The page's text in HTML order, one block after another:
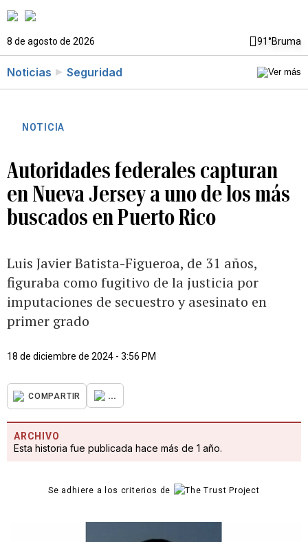
8 de agosto de 2026 91°Bruma
Noticias Seguridad
NOTICIA
Autoridades federales capturan
en Nueva Jersey a uno de los más
buscados en Puerto Rico
Luis Javier Batista-Figueroa, de 31 años,
figuraba como fugitivo de la justicia por
imputaciones de secuestro y asesinato en
primer grado
18 de diciembre de 2024 - 3:56 PM
COMPARTIR ...
ARCHIVO
Esta historia fue publicada hace más de 1 año.
Se adhiere a los criterios de